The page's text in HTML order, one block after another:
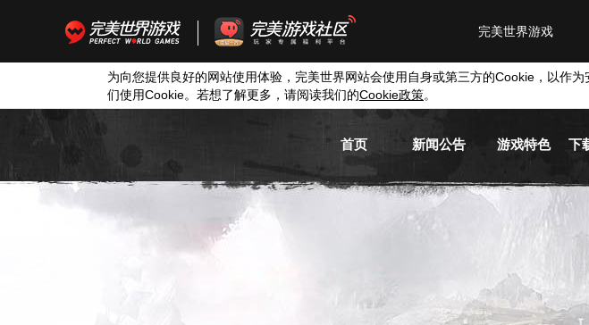
完美世界游戏
为向您提供良好的网站使用体验，完美世界网站会使用自身或第三方的Cookie ，以作
们使用Cookie。若想了解更多，请阅读我们的Cookie政策。
首页 新闻公告 游戏特色 下
游戏新闻
活动信息
游戏背景
职业介绍